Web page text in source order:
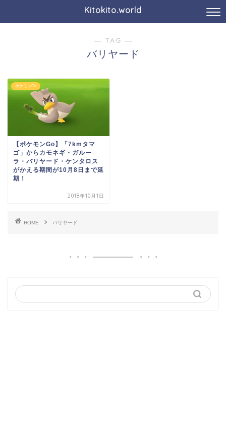
Kitokito.world
― TAG ―
バリヤード
ポケモンGo
【ポケモンGo】「7kmタマ
ゴ」からカモネギ・ガルー
ラ・バリヤード・ケンタロス
がかえる期間が10月8日まで延
期！
2018年10月1日
HOME バリヤード